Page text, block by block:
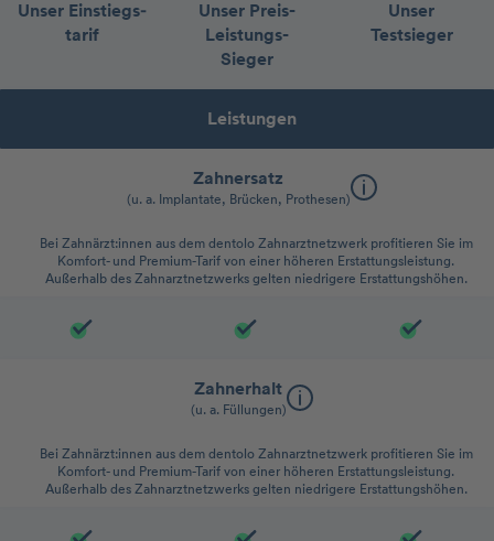
Unser Einstiegs­
tarif
Unser Preis-
Leistungs-
Sieger
Unser
Testsieger
Leistungen
Zahnersatz
(u. a. Implantate, Brücken, Prothesen)
Bei Zahnärzt:innen aus dem dentolo Zahnarztnetzwerk profitieren Sie im
Komfort- und Premium-Tarif von einer höheren Erstattungsleistung.
Außerhalb des Zahnarztnetzwerks gelten niedrigere Erstattungshöhen.
Zahnerhalt
(u. a. Füllungen)
Bei Zahnärzt:innen aus dem dentolo Zahnarztnetzwerk profitieren Sie im
Komfort- und Premium-Tarif von einer höheren Erstattungsleistung.
Außerhalb des Zahnarztnetzwerks gelten niedrigere Erstattungshöhen.